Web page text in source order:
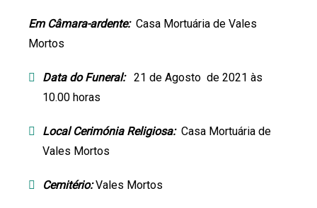
Em Câmara-ardente: Casa Mortuária de Vales
Mortos
Data do Funeral: 21 de Agosto de 2021 às
10.00 horas
Local Cerimónia Religiosa: Casa Mortuária de
Vales Mortos
Cemitério:Vales Mortos